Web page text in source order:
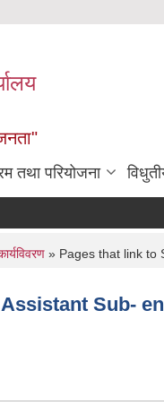
तथा परियोजना
» Pages that link to
Sub-